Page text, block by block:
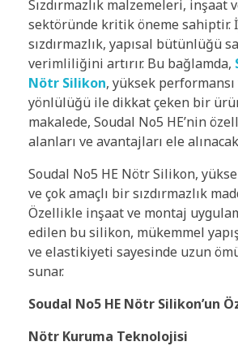
Sızdırmazlık malzemeleri, inşaat
sektöründe kritik öneme sahiptir.
sızdırmazlık, yapısal bütünlüğü
verimliliğini artırır. Bu bağlamda,
Nötr Silikon, yüksek performansı
yönlülüğü ile dikkat çeken bir
makalede, Soudal No5 HE’nin
alanları ve avantajları ele
Soudal No5 HE Nötr Silikon,
ve çok amaçlı bir sızdırmazlık
Özellikle inşaat ve montaj
edilen bu silikon, mükemmel
ve elastikiyeti sayesinde uzun
sunar.
Soudal No5 HE Nötr Silikon’un
Nötr Kuruma Teknolojisi